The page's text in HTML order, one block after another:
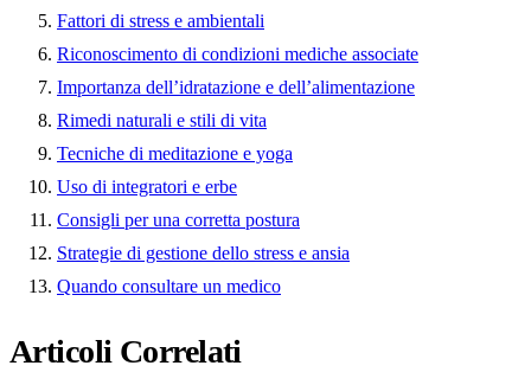
Fattori di stress e ambientali
Riconoscimento di condizioni mediche associate
Importanza dell’idratazione e dell’alimentazione
Rimedi naturali e stili di vita
Tecniche di meditazione e yoga
Uso di integratori e erbe
Consigli per una corretta postura
Strategie di gestione dello stress e ansia
Quando consultare un medico
Articoli Correlati